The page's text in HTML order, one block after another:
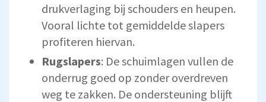
drukverlaging bij schouders en heupen.
Vooral lichte tot gemiddelde slapers
profiteren hiervan.
Rugslapers: De schuimlagen vullen de
onderrug goed op zonder overdreven
weg te zakken. De ondersteuning blijft